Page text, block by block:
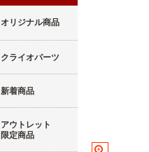
オリジナル商品
クライオパーツ
新着商品
アウトレット
限定商品